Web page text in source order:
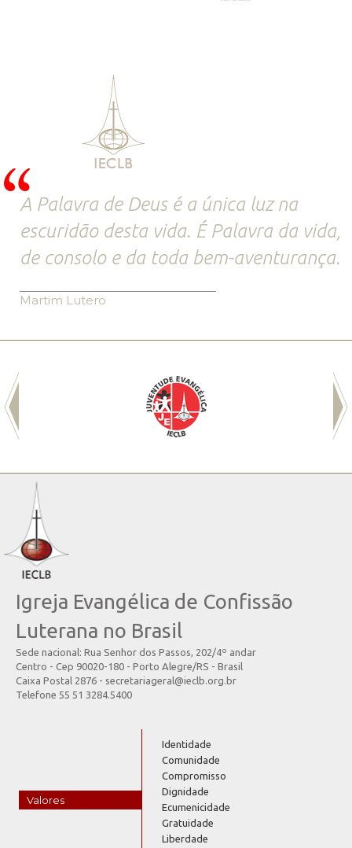
A Palavra de Deus é a única luz na
escuridão desta vida. É Palavra da vida,
de consolo e da toda bem-aventurança.
Martim Lutero
Igreja Evangélica de Confissão
Luterana no Brasil
Sede nacional: Rua Senhor dos Passos, 202/4º andar
Centro - Cep 90020-180 - Porto Alegre/RS - Brasil
Caixa Postal 2876 - secretariageral@ieclb.org.br
Telefone 55 51 3284.5400
Valores
Identidade
Comunidade
Compromisso
Dignidade
Ecumenicidade
Gratuidade
Liberdade